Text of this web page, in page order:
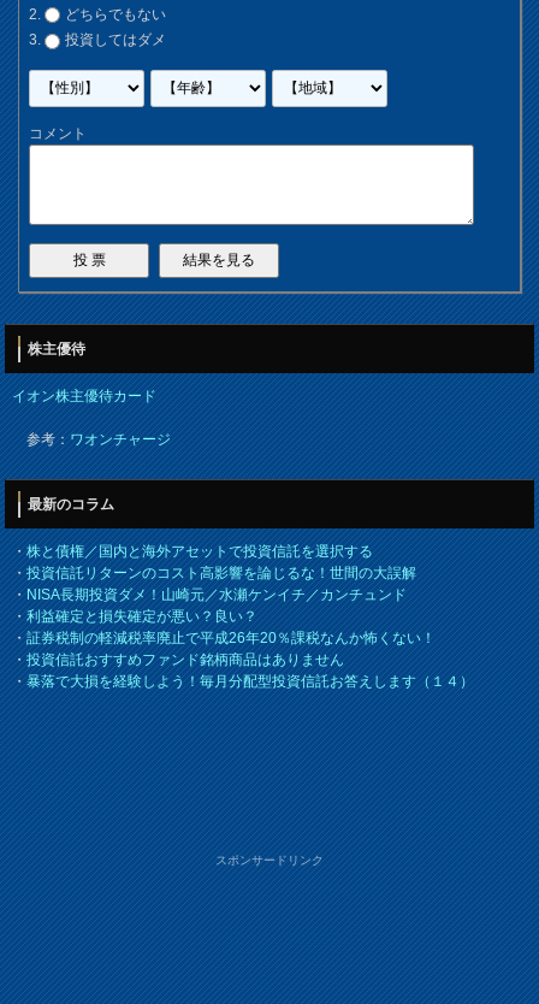
どちらでもない
投資してはダメ
コメント
株主優待
イオン株主優待カード
参考：ワオンチャージ
最新のコラム
・株と債権／国内と海外アセットで投資信託を選択する
・投資信託リターンのコスト高影響を論じるな！世間の大誤解
・NISA長期投資ダメ！山崎元／水瀬ケンイチ／カンチュンド
・利益確定と損失確定が悪い？良い？
・証券税制の軽減税率廃止で平成26年20％課税なんか怖くない！
・投資信託おすすめファンド銘柄商品はありません
・暴落で大損を経験しよう！毎月分配型投資信託お答えします（１４）
スポンサードリンク